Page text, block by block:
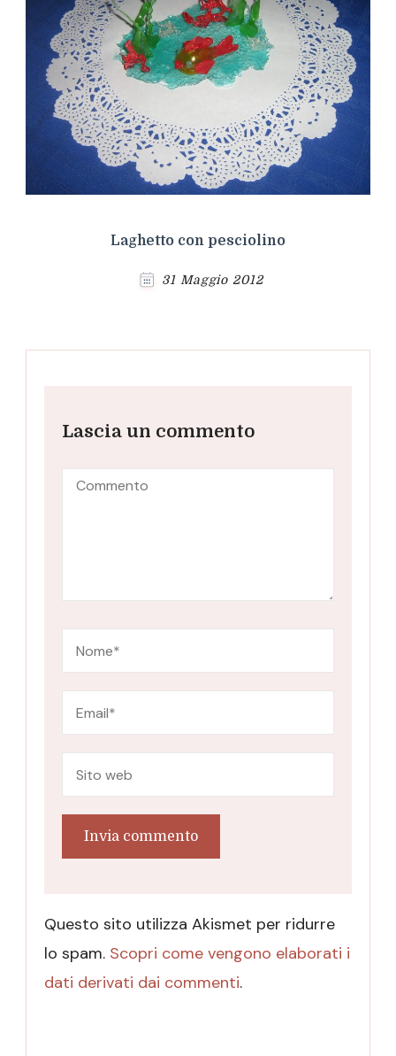
Laghetto con pesciolino
31 Maggio 2012
Lascia un commento
Questo sito utilizza Akismet per ridurre
lo spam. Scopri come vengono elaborati i
dati derivati dai commenti.